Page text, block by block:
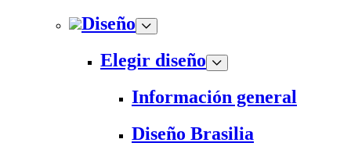
Diseño
Elegir diseño
Información general
Diseño Brasilia